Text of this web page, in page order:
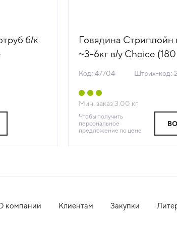
б/к
Говядина Стриплойн
~3-6кг в/у Choice
Код: 47704 Штрих-код:
Мин. заказ 3.00 кг
Чтобы получить
персональное
предложение по цене
компании Клиентам Закупки